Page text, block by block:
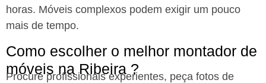
horas. Móveis complexos podem exigir um pouco
mais de tempo.
Como escolher o melhor montador de
móveis na Ribeira ?
Procure profissionais experientes, peça fotos de